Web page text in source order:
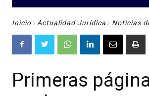
Inicio Actualidad Jurídica Noticias
Primeras